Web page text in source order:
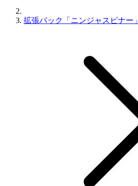
拡張パック「ニンジャスピナー」